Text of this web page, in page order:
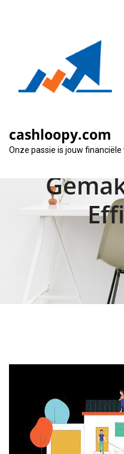
cashloopy.com
Onze passie is jouw financiële
De
een